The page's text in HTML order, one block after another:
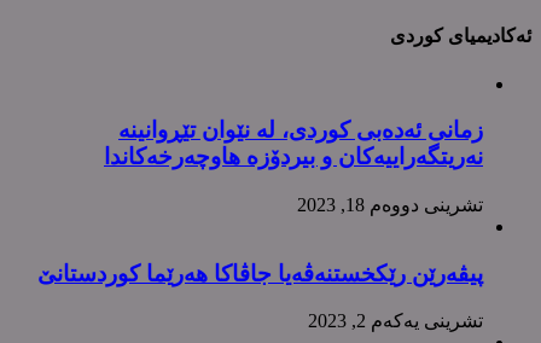
ئەکادیمیای کوردی
زمانی ئەدەبی کوردی، لە نێوان تێڕوانینە
نەریتگەراییەکان و بیردۆزە هاوچەرخەکاندا
تشرینی دووه‌م 18, 2023
پیڤەرێن رێکخستنەڤەیا جاڤاکا هەرێما کوردستانێ
تشرینی یه‌كه‌م 2, 2023